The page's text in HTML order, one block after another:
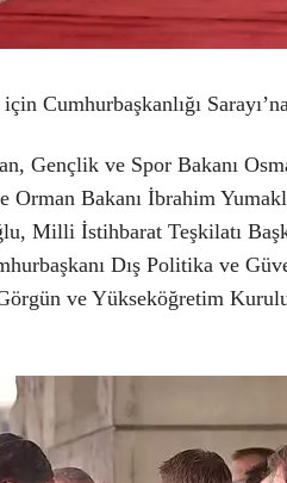
Cumhurbaşkanlığı
Gençlik ve Spor Bakanı
Orman Bakanı İbrahim
Milli İstihbarat Teşkilatı
Dış Politika ve
ve Yükseköğretim